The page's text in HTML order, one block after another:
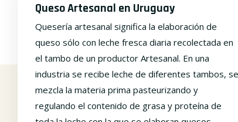
Queso Artesanal en Uruguay
Quesería artesanal significa la elaboración de
queso sólo con leche fresca diaria recolectada en
el tambo de un productor Artesanal. En una
industria se recibe leche de diferentes tambos, se
mezcla la materia prima pasteurizando y
regulando el contenido de grasa y proteína de